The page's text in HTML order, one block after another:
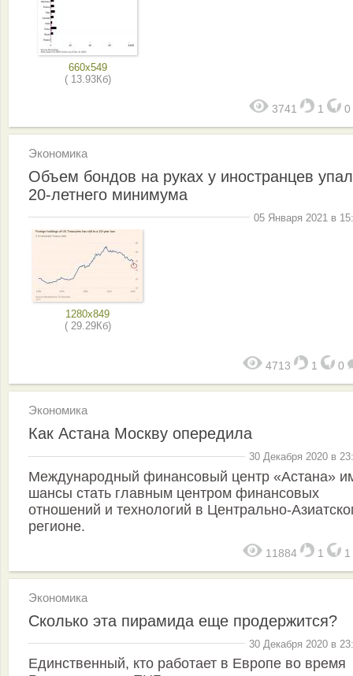
660x549
( 13.93Кб)
3741 1 0
Экономика
Объем бондов на руках у иностранцев
20-летнего минимума
05 Января 2021 в
1280x849
( 29.29Кб)
4713 1 0
Экономика
Как Астана Москву опередила
30 Декабря 2020 в
Международный финансовый центр «Астана»
шансы стать главным центром финансовых
отношений и технологий в Центрально-
регионе.
11884 1 1
Экономика
Cколько эта пирамида еще продержится?
30 Декабря 2020 в
Единственный, кто работает в Европе во время